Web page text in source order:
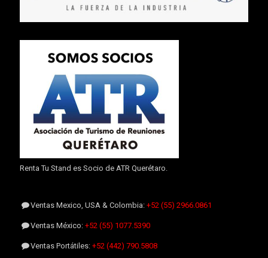
Renta Tu Stand es Socio de ATR Querétaro.
Ventas Mexico, USA & Colombia:+52 (55) 2966.0861
Ventas México:+52 (55) 1077.5390
Ventas Portátiles:+52 (442) 790.5808